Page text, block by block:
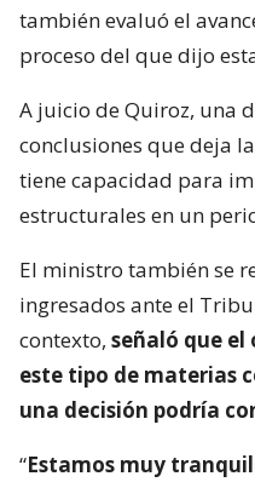
también evaluó el
proceso del que dijo
A juicio de Quiroz, una
conclusiones que deja
tiene capacidad para
estructurales en un
El ministro también se
ingresados ante el
contexto, señaló que el
este tipo de materias
una decisión podría
“Estamos muy